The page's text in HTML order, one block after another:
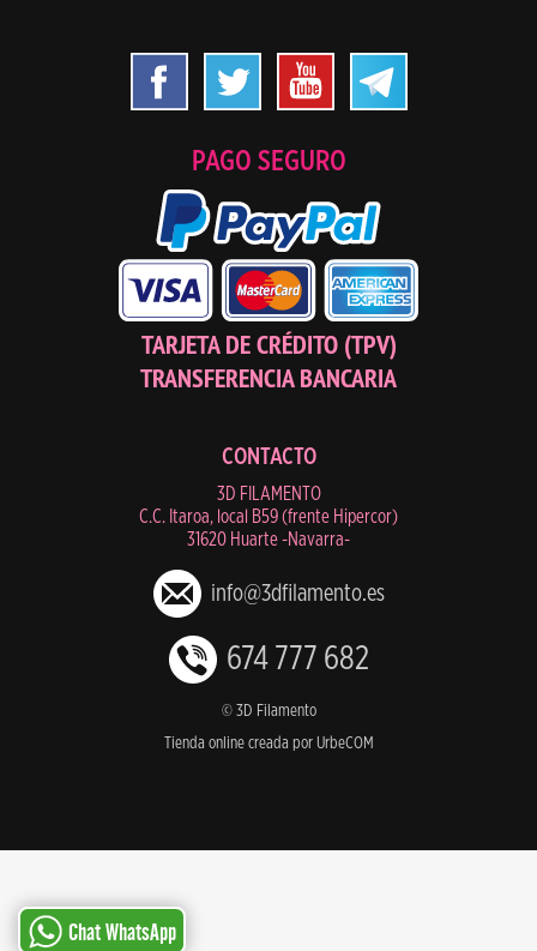
PAGO SEGURO
TARJETA DE CRÉDITO (TPV)
TRANSFERENCIA BANCARIA
CONTACTO
3D FILAMENTO
C.C. Itaroa, local B59 (frente Hipercor)
31620 Huarte -Navarra-
info@3dfilamento.es
674 777 682
© 3D Filamento
Tienda online creada por UrbeCOM
Chat WhatsApp